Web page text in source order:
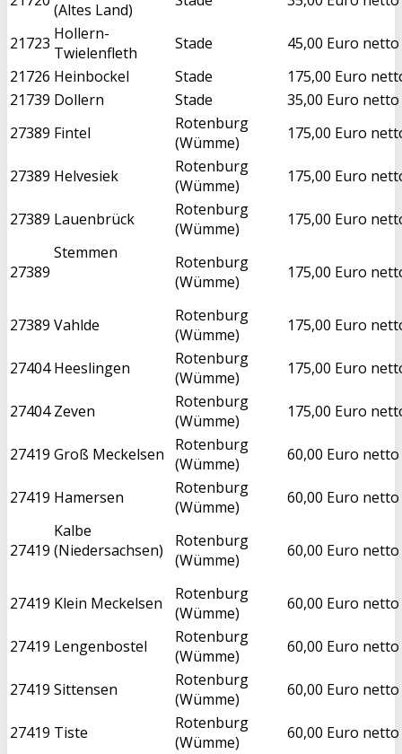
(Altes Land)
21723 Hollern-
Twielenfleth
Stade
45,00 Euro netto
21726 Heinbockel Stade
175,00 Euro
21739 Dollern Stade
35,00 Euro netto
27389 Fintel
Rotenburg
(Wümme)
175,00 Euro
27389 Helvesiek
Rotenburg
(Wümme)
175,00 Euro
27389 Lauenbrück
Rotenburg
(Wümme)
175,00 Euro
27389
Stemmen
Rotenburg
(Wümme)
175,00 Euro
27389 Vahlde
Rotenburg
(Wümme)
175,00 Euro
27404 Heeslingen
Rotenburg
(Wümme)
175,00 Euro
27404 Zeven
Rotenburg
(Wümme)
175,00 Euro
27419 Groß Meckelsen
Rotenburg
(Wümme)
60,00 Euro netto
27419 Hamersen
Rotenburg
(Wümme)
60,00 Euro netto
27419
Kalbe
(Niedersachsen)
Rotenburg
(Wümme)
60,00 Euro netto
27419 Klein Meckelsen
Rotenburg
(Wümme)
60,00 Euro netto
27419 Lengenbostel
Rotenburg
(Wümme)
60,00 Euro netto
27419 Sittensen
Rotenburg
(Wümme)
60,00 Euro netto
27419 Tiste
Rotenburg
(Wümme)
60,00 Euro netto